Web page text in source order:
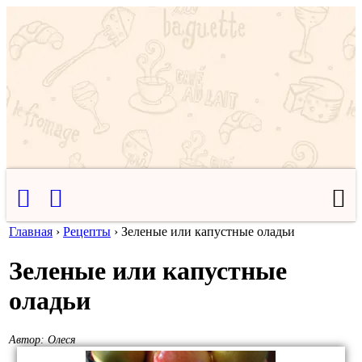
Главная › Рецепты › Зеленые или капустные оладьи
Зеленые или капустные
оладьи
Автор: Олеся